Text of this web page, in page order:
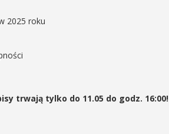
2025 roku
trwają tylko do 11.05 do godz. 16:00!